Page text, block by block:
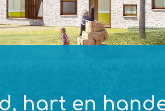
hart en